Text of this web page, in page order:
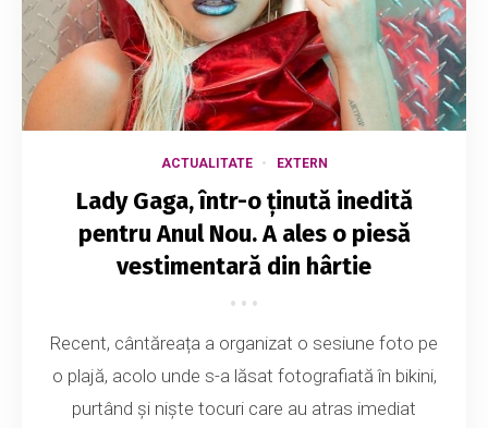
ACTUALITATE EXTERN
Lady Gaga, într-o ținută inedită
pentru Anul Nou. A ales o piesă
vestimentară din hârtie
Recent, cântăreața a organizat o sesiune foto pe
o plajă, acolo unde s-a lăsat fotografiată în bikini,
purtând și niște tocuri care au atras imediat